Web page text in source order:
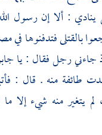
: ألا إن رسول
بالقتلى فتدفنوها في
جاءني رجل فقال : يا
طائفة منه . قال :
يتغير منه شيء إلا